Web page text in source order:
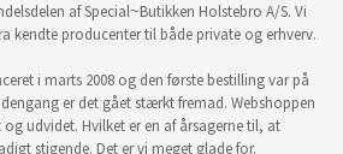
af Special~Butikken Holstebro A/S. Vi
kendte producenter til både private og erhverv.
i marts 2008 og den første bestilling var på
er det gået stærkt fremad. Webshoppen
udvidet. Hvilket er en af årsagerne til, at
stigende. Det er vi meget glade for.